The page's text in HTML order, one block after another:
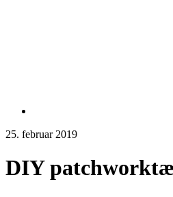
25. februar 2019
DIY